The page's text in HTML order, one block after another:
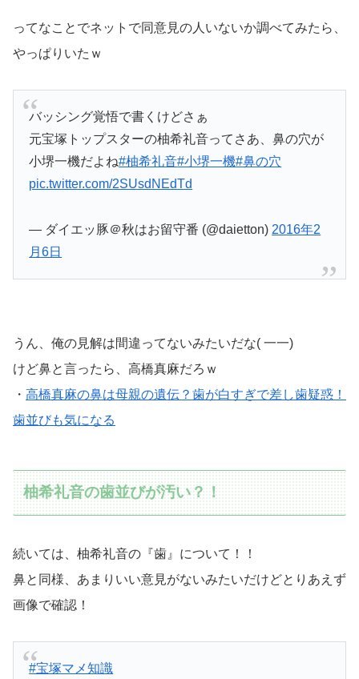
ってなことでネットで同意見の人いないか調べてみたら、
やっぱりいたｗ
バッシング覚悟で書くけどさぁ
元宝塚トップスターの柚希礼音ってさあ、鼻の穴が
小堺一機だよね#柚希礼音#小堺一機#鼻の穴
pic.twitter.com/2SUsdNEdTd
— ダイエッ豚＠秋はお留守番 (@daietton) 2016年2
月6日
うん、俺の見解は間違ってないみたいだな( 一一)
けど鼻と言ったら、高橋真麻だろｗ
・ 高橋真麻の鼻は母親の遺伝？歯が白すぎで差し歯疑惑！
歯並びも気になる
柚希礼音の歯並びが汚い？！
続いては、柚希礼音の『歯』について！！
鼻と同様、あまりいい意見がないみたいだけどとりあえず
画像で確認！
#宝塚マメ知識